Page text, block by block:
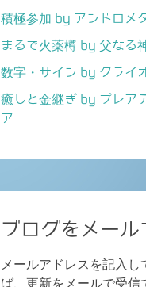
積極参加 by アンドロメ
まるで火薬樽 by 父なる
数字・サイン by クライ
癒しと金継ぎ by プレア
ア
ブログをメール
メールアドレスを記入し
ば、更新をメールで受信